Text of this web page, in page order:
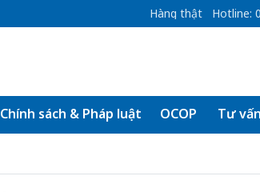
Hàng thật Hotline:
Chính sách & Pháp luật OCOP Tư vấn